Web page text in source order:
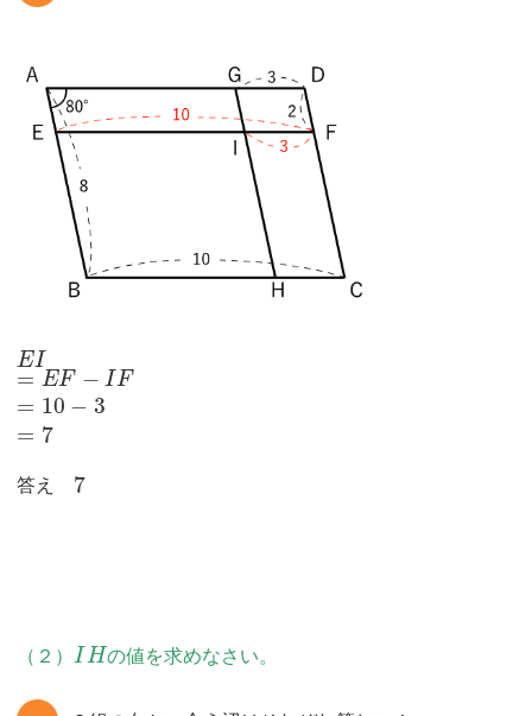
EI
= EF − IF
= 10 − 3
= 7
答え 7
（２） I Hの値を求めなさい。